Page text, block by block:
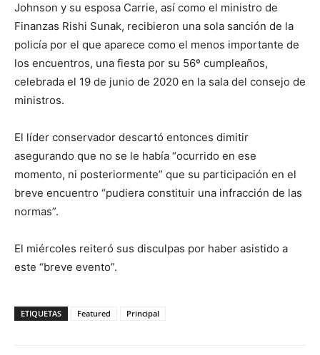
Johnson y su esposa Carrie, así como el ministro de
Finanzas Rishi Sunak, recibieron una sola sanción de la
policía por el que aparece como el menos importante de
los encuentros, una fiesta por su 56º cumpleaños,
celebrada el 19 de junio de 2020 en la sala del consejo de
ministros.
El líder conservador descartó entonces dimitir
asegurando que no se le había “ocurrido en ese
momento, ni posteriormente” que su participación en el
breve encuentro “pudiera constituir una infracción de las
normas”.
El miércoles reiteró sus disculpas por haber asistido a
este “breve evento”.
ETIQUETAS Featured Principal